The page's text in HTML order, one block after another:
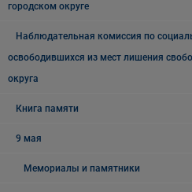
городском округе
Наблюдательная комиссия по
освободившихся из мест лишения
округа
Книга памяти
9 мая
Мемориалы и памятники